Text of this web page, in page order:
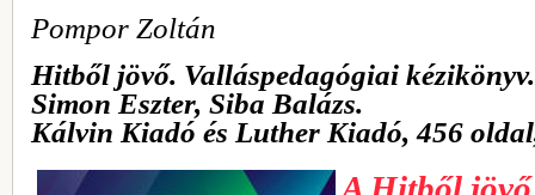
Pompor Zoltán
Hitből jövő. Valláspedagógiai kézikönyv.
Simon Eszter, Siba Balázs.
Kálvin Kiadó és Luther Kiadó, 456